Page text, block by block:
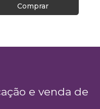
Comprar
e venda de